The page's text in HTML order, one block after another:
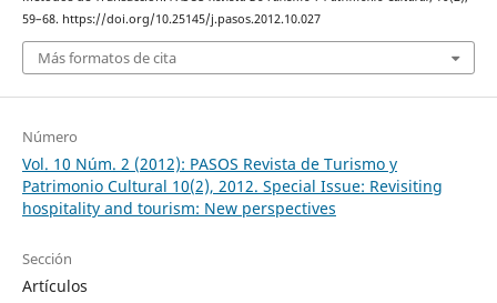
59–68. https://doi.org/10.25145/j.pasos.2012.10.027
Más formatos de cita
Número
Vol. 10 Núm. 2 (2012): PASOS Revista de Turismo y
Patrimonio Cultural 10(2), 2012. Special Issue: Revisiting
hospitality and tourism: New perspectives
Sección
Artículos